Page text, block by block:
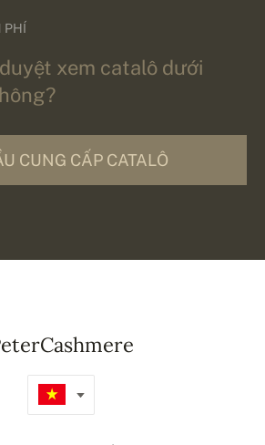
PHÍ
xem catalô dưới
CUNG CẤP CATALÔ